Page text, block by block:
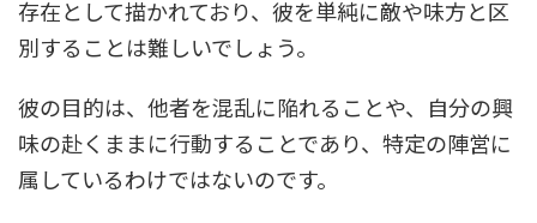
存在として描かれており、彼を単純に敵や味方と区
別することは難しいでしょう。
彼の目的は、他者を混乱に陥れることや、自分の興
味の赴くままに行動することであり、特定の陣営に
属しているわけではないのです。